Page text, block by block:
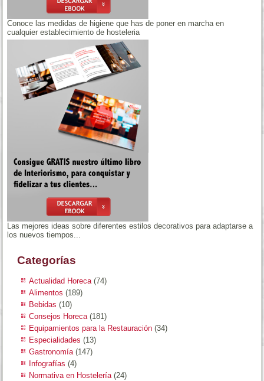
Conoce las medidas de higiene que has de poner en marcha en
cualquier establecimiento de hosteleria
Las mejores ideas sobre diferentes estilos decorativos para adaptarse a
los nuevos tiempos...
Categorías
Actualidad Horeca(74)
Alimentos (189)
Bebidas (10)
Consejos Horeca(181)
Equipamientos para la Restauración (34)
Especialidades (13)
Gastronomía(147)
Infografías (4)
Normativa en Hostelería(24)